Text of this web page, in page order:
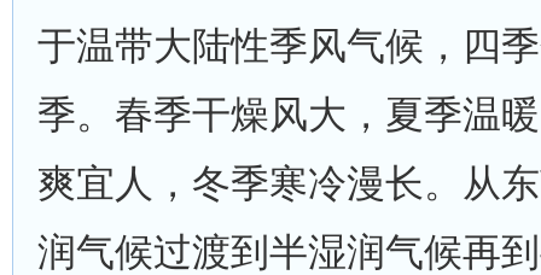
于温带大陆性季风气候，四
季。春季干燥风大，夏季温
爽宜人，冬季寒冷漫长。从
润气候过渡到半湿润气候再